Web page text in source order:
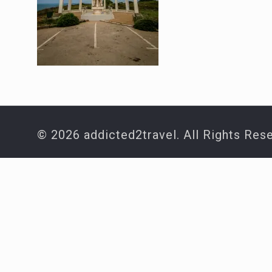
© 2026 addicted2travel. All Rights